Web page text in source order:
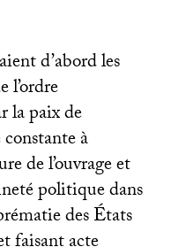
d’abord les
l’ordre
la paix de
à
de l’ouvrage et
politique dans
des États